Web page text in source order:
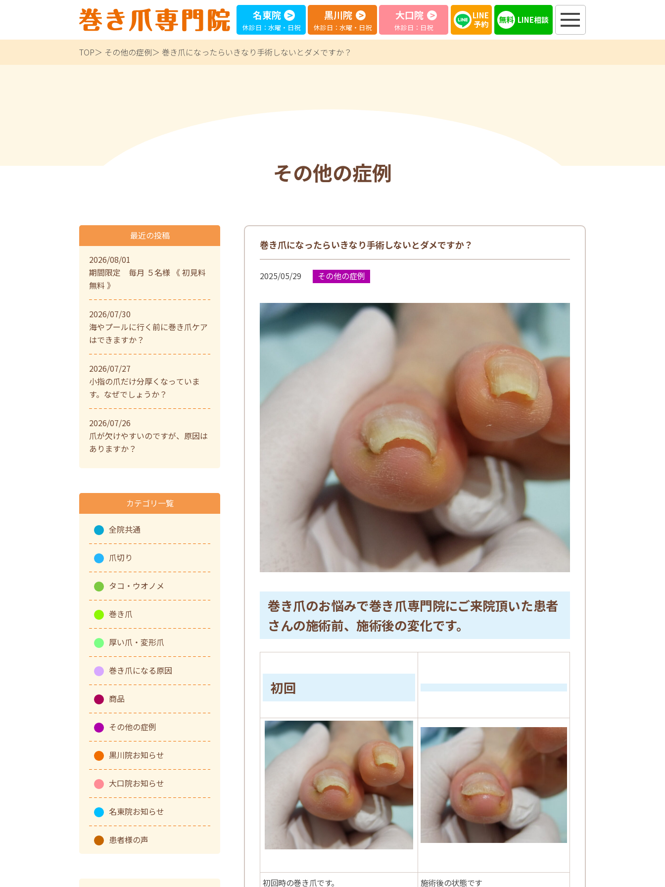
名東院
休診日：水曜・日祝
黒川院
休診日：水曜・日祝
大口院
休診日：日祝
LINE
予約
LINE相談
TOP その他の症例 巻き爪になったらいきなり手術しないとダメですか？
その他の症例
巻き爪になったらいきなり手術しないとダメですか？
2025/05/29 その他の症例
巻き爪のお悩みで巻き爪専門院にご来院頂いた患者
さんの施術前、施術後の変化です。
初回
初回時の巻き爪です。 施術後の状態です
最近の投稿
2026/08/01
期間限定 毎月 ５名様 《 初見料
無料 》
2026/07/30
海やプールに行く前に巻き爪ケア
はできますか？
2026/07/27
小指の爪だけ分厚くなっていま
す。なぜでしょうか？
2026/07/26
爪が欠けやすいのですが、原因は
ありますか？
カテゴリ一覧
全院共通
爪切り
タコ・ウオノメ
巻き爪
厚い爪・変形爪
巻き爪になる原因
商品
その他の症例
黒川院お知らせ
大口院お知らせ
名東院お知らせ
患者様の声